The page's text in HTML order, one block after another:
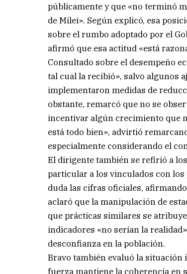
públicamente y que «no terminó
de Milei». Según explicó, esa
sobre el rumbo adoptado por el
afirmó que esa actitud «está
Consultado sobre el desempeño
tal cual la recibió», salvo algunos
implementaron medidas de
obstante, remarcó que no se
incentivar algún crecimiento que
está todo bien», advirtió
especialmente considerando el
El dirigente también se refirió a
particular a los vinculados con los
duda las cifras oficiales,
aclaró que la manipulación de
que prácticas similares se
indicadores «no serían la
desconfianza en la población.
Bravo también evaluó la situación
fuerza mantiene la coherencia en